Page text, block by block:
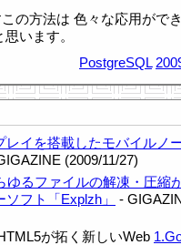
の方法は 色々な応用がで
います。
PostgreSQL
レイを搭載したモバイルノ
(2009/11/27)
ゆるファイルの解凍・圧縮
フト「Explzh」
-
が拓く新しいWeb